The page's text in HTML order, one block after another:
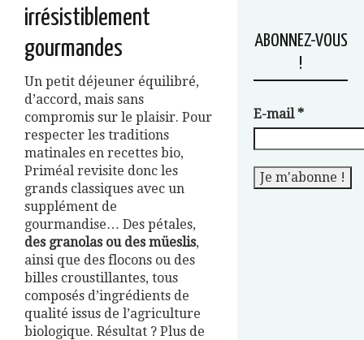
irrésistiblement
gourmandes
Un petit déjeuner équilibré,
d’accord, mais sans
compromis sur le plaisir. Pour
respecter les traditions
matinales en recettes bio,
Priméal revisite donc les
grands classiques avec un
supplément de
gourmandise… Des pétales,
des granolas ou des müeslis,
ainsi que des flocons ou des
billes croustillantes, tous
composés d’ingrédients de
qualité issus de l’agriculture
biologique. Résultat ? Plus de
ABONNEZ-VOUS
!
E-mail*